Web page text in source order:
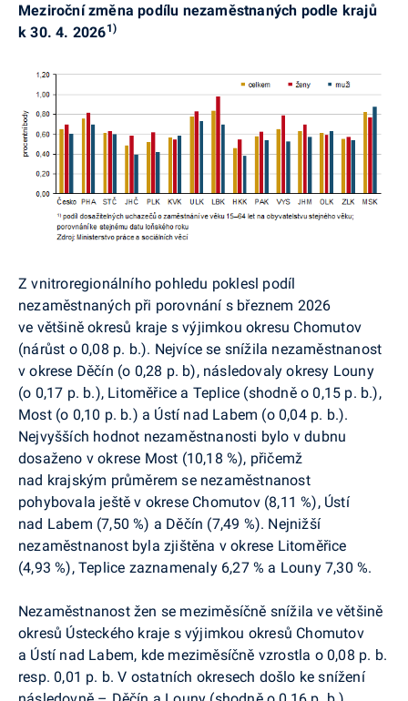
Meziroční změna podílu nezaměstnaných podle krajů
k 30. 4. 20261)
Zvnitroregionálního pohledu poklesl podíl
nezaměstnaných při porovnání s březnem 2026
ve většině okresů kraje s výjimkou okresu Chomutov
(nárůst o 0,08 p. b.). Nejvíce se snížila nezaměstnanost
v okrese Děčín (o 0,28 p. b), následovaly okresy Louny
(o 0,17 p. b.), Litoměřice a Teplice (shodně o 0,15 p. b.),
Most (o 0,10 p. b.) a Ústí nad Labem (o 0,04 p. b.).
Nejvyšších hodnot nezaměstnanosti bylo v dubnu
dosaženo v okrese Most (10,18 %), přičemž
nad krajským průměrem se nezaměstnanost
pohybovala ještě v okrese Chomutov (8,11 %),Ústí
nad Labem (7,50 %) a Děčín (7,49 %). Nejnižší
nezaměstnanost byla zjištěna v okrese Litoměřice
(4,93 %), Teplice zaznamenaly 6,27 % a Louny 7,30 %.
Nezaměstnanost žen se meziměsíčně snížila ve většině
okresů Ústeckého kraje s výjimkou okresů Chomutov
a Ústí nad Labem, kde meziměsíčně vzrostla o 0,08 p. b.
resp. 0,01 p. b. V ostatních okresech došlo ke snížení